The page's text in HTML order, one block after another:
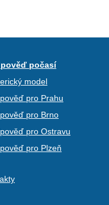
počasí
model
pro Prahu
pro Brno
pro Ostravu
pro Plzeň